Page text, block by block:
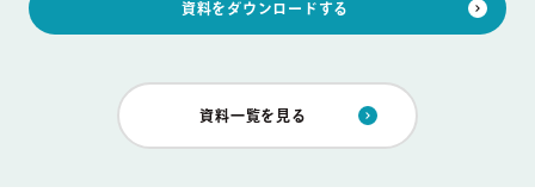
資料をダウンロードする
資料一覧を見る